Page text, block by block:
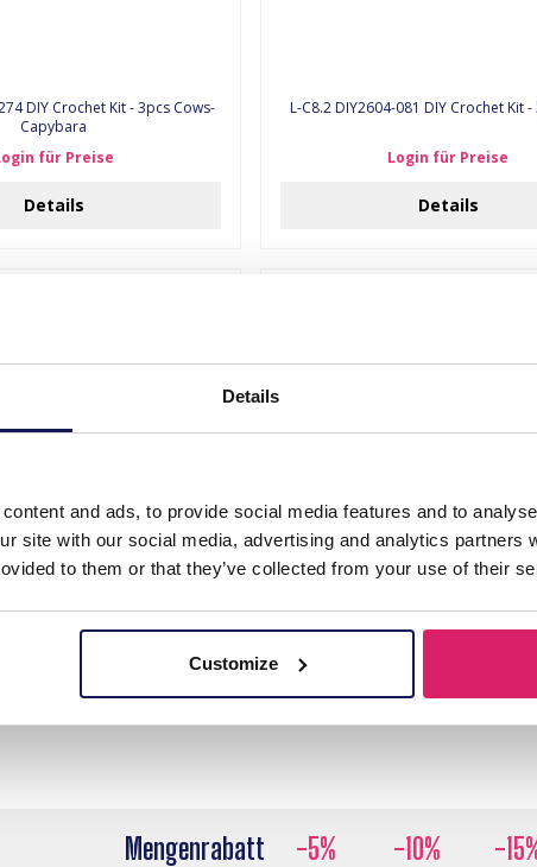
Details
and ads, to provide social media features and to
site with our social media, advertising and analytics partners
to them or that they’ve collected from your use of their
Customize
Capybara
für Preise
Details
L-C8.2 DIY2604-081 DIY Crochet Kit
Login für Preise
Details
L-B3.1 DIY2604-158 DIY Crochet Kit - Flowers 5pcs L-C2.1 DIY2604-104 DIY Crochet Kit
Mengenrabatt -5% -10% -